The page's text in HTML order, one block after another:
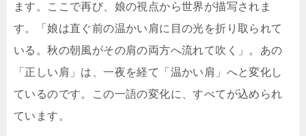
ます。ここで再び、娘の視点から世界が描写されま
す。「娘は直ぐ前の温かい肩に目の光を折り取られて
いる。秋の朝風がその肩の両方へ流れて吹く」。あの
「正しい肩」は、一夜を経て「温かい肩」へと変化し
ているのです。この一語の変化に、すべてが込められ
ています。